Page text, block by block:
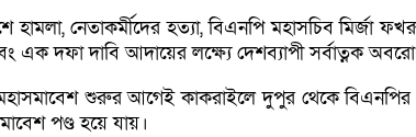
হামলা, নেতাকর্মীদের হত্যা, বিএনপি মহাসচিব
এবং এক দফা দাবি আদায়ের লক্ষ্যে দেশব্যাপী সর্বাত্নক
শুরুর আগেই কাকরাইলে দুপুর থেকে বিএনপির
পণ্ড হয়ে যায়।